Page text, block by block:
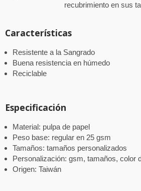
recubrimiento en sus
Características
Resistente a la Sangrado
Buena resistencia en húmedo
Reciclable
Especificación
Material: pulpa de papel
Peso base: regular en 25 gsm
Tamaños: tamaños personalizados
Personalización: gsm, tamaños, color
Origen: Taiwán